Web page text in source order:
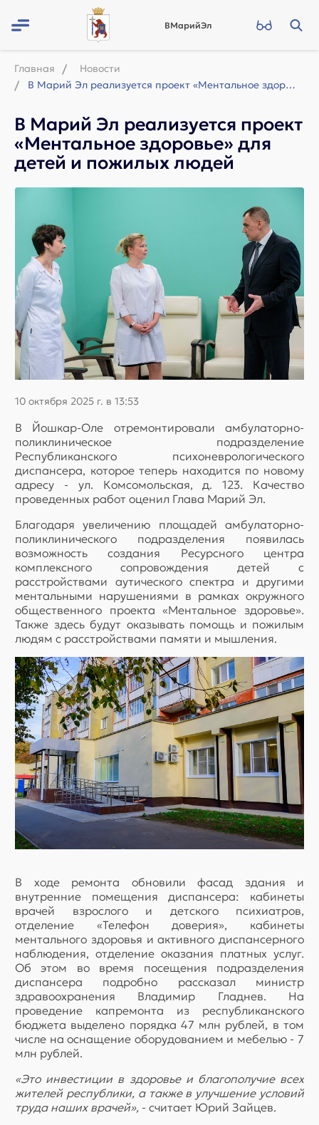
ВМарийЭл
Главная
Новости
В Марий Эл реализуется проект «Ментальное здоровье» для детей и пожилых людей
В Марий Эл реализуется проект
«Ментальное здоровье» для
детей и пожилых людей
10 октября 2025 г. в 13:53
В Йошкар-Оле отремонтировали амбулаторно-
поликлиническое подразделение
Республиканского психоневрологического
диспансера, которое теперь находится по новому
адресу - ул. Комсомольская, д. 123. Качество
проведенных работ оценил Глава Марий Эл.
Благодаря увеличению площадей амбулаторно-
поликлинического подразделения появилась
возможность создания Ресурсного центра
комплексного сопровождения детей с
расстройствами аутического спектра и другими
ментальными нарушениями в рамках окружного
общественного проекта «Ментальное здоровье».
Также здесь будут оказывать помощь и пожилым
людям с расстройствами памяти и мышления.
В ходе ремонта обновили фасад здания и
внутренние помещения диспансера: кабинеты
врачей взрослого и детского психиатров,
отделение «Телефон доверия», кабинеты
ментального здоровья и активного диспансерного
наблюдения, отделение оказания платных услуг.
Об этом во время посещения подразделения
диспансера подробно рассказал министр
здравоохранения Владимир Гладнев. На
проведение капремонта из республиканского
бюджета выделено порядка 47 млн рублей, в том
числе на оснащение оборудованием и мебелью - 7
млн рублей.
«Это инвестиции в здоровье и благополучие всех
жителей республики, а также в улучшение условий
труда наших врачей», - считает Юрий Зайцев.